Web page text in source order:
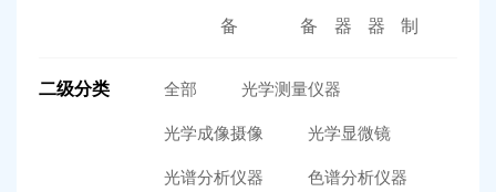
备 备 器 器 制
二级分类 全部 光学测量仪器
光学成像摄像 光学显微镜
光谱分析仪器 色谱分析仪器